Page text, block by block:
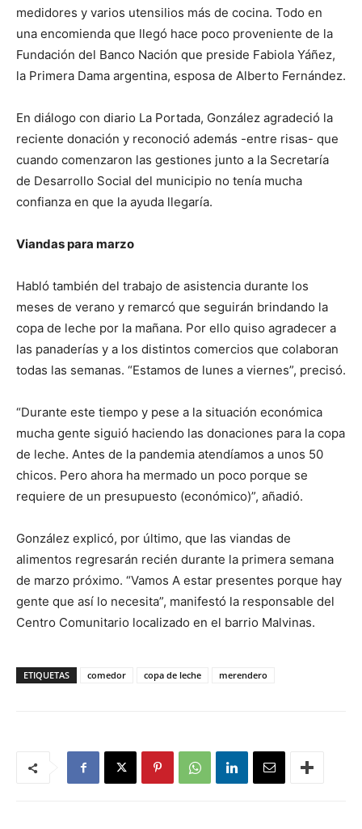
medidores y varios utensilios más de cocina. Todo en
una encomienda que llegó hace poco proveniente de la
Fundación del Banco Nación que preside Fabiola Yáñez,
la Primera Dama argentina, esposa de Alberto Fernández.
En diálogo con diario La Portada, González agradeció la
reciente donación y reconoció además -entre risas- que
cuando comenzaron las gestiones junto a la Secretaría
de Desarrollo Social del municipio no tenía mucha
confianza en que la ayuda llegaría.
Viandas para marzo
Habló también del trabajo de asistencia durante los
meses de verano y remarcó que seguirán brindando la
copa de leche por la mañana. Por ello quiso agradecer a
las panaderías y a los distintos comercios que colaboran
todas las semanas. “Estamos de lunes a viernes”, precisó.
“Durante este tiempo y pese a la situación económica
mucha gente siguió haciendo las donaciones para la copa
de leche. Antes de la pandemia atendíamos a unos 50
chicos. Pero ahora ha mermado un poco porque se
requiere de un presupuesto (económico)”, añadió.
González explicó, por último, que las viandas de
alimentos regresarán recién durante la primera semana
de marzo próximo. “Vamos A estar presentes porque hay
gente que así lo necesita”, manifestó la responsable del
Centro Comunitario localizado en el barrio Malvinas.
ETIQUETAS comedor copa de leche merendero